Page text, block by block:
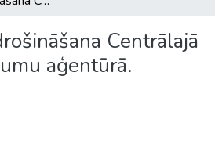
Centrālajā
aģentūrā.